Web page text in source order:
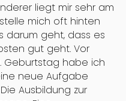
liegt mir sehr am
mich oft hinten
darum geht, dass es
gut geht. Vor
Geburtstag habe ich
neue Aufgabe
Ausbildung zur